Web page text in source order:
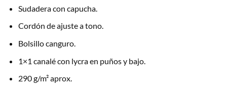
Sudadera con capucha.
Cordón de ajuste a tono.
Bolsillo canguro.
1×1 canalé con lycra en puños y bajo.
290 g/m² aprox.